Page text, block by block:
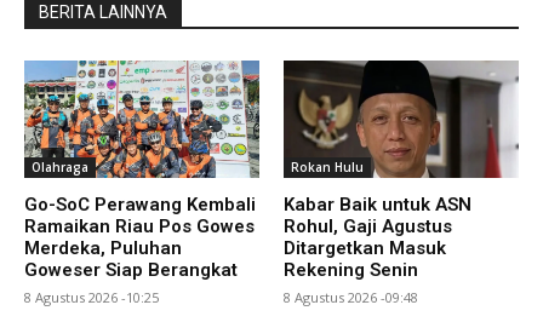
BERITA LAINNYA
Olahraga
Go-SoC Perawang Kembali
Ramaikan Riau Pos Gowes
Merdeka, Puluhan
Goweser Siap Berangkat
8 Agustus 2026 -10:25
Rokan Hulu
Kabar Baik untuk ASN
Rohul, Gaji Agustus
Ditargetkan Masuk
Rekening Senin
8 Agustus 2026 -09:48